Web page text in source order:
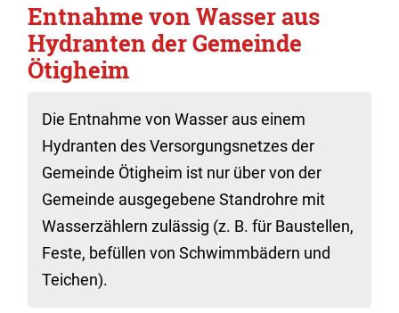
Entnahme von Wasser aus
Hydranten der Gemeinde
Ötigheim
Die Entnahme von Wasser aus einem
Hydranten des Versorgungsnetzes der
Gemeinde Ötigheim ist nur über von der
Gemeinde ausgegebene Standrohre mit
Wasserzählern zulässig (z. B. für Baustellen,
Feste, befüllen von Schwimmbädern und
Teichen).